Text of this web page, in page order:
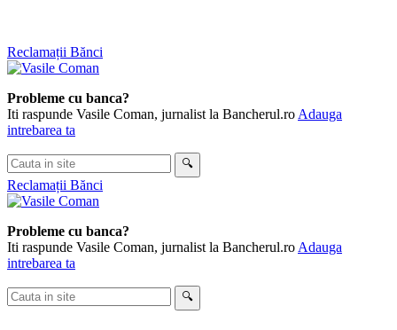
Skip
to
Reclamații Bănci
Probleme cu banca?
Iti raspunde Vasile Coman, jurnalist la Bancherul.ro Adauga
intrebarea ta
Cauta
in
site
🔍
Reclamații Bănci
Probleme cu banca?
Iti raspunde Vasile Coman, jurnalist la Bancherul.ro Adauga
intrebarea ta
Cauta
in
🔍